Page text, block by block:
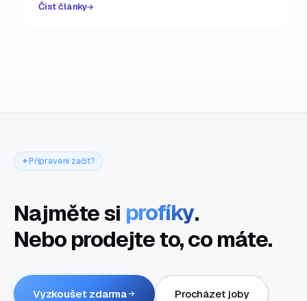
Číst články
Připraveni začít?
Najměte si profíky.
Nebo prodejte to, co máte.
Vyzkoušet zdarma Procházet joby